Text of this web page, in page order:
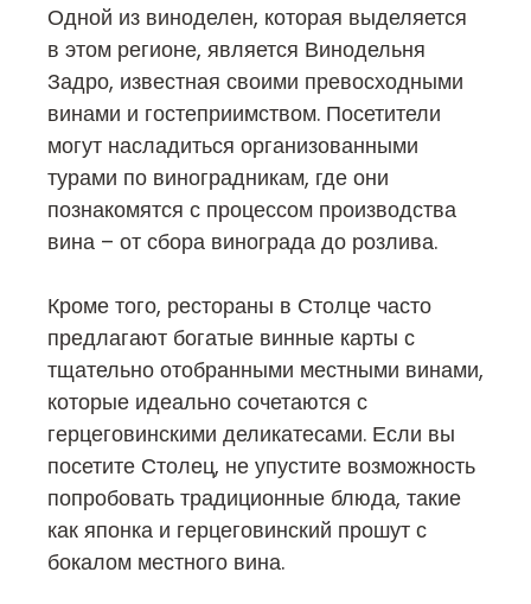
Одной из виноделен, которая выделяется
в этом регионе, является Винодельня
Задро, известная своими превосходными
винами и гостеприимством. Посетители
могут насладиться организованными
турами по виноградникам, где они
познакомятся с процессом производства
вина – от сбора винограда до розлива.
Кроме того, рестораны в Столце часто
предлагают богатые винные карты с
тщательно отобранными местными винами,
которые идеально сочетаются с
герцеговинскими деликатесами. Если вы
посетите Столец, не упустите возможность
попробовать традиционные блюда, такие
как японка и герцеговинский прошут с
бокалом местного вина.